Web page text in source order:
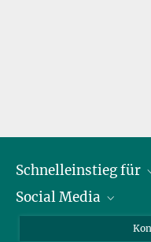
Schnelleinstieg für
Journalist*innen
Social Media